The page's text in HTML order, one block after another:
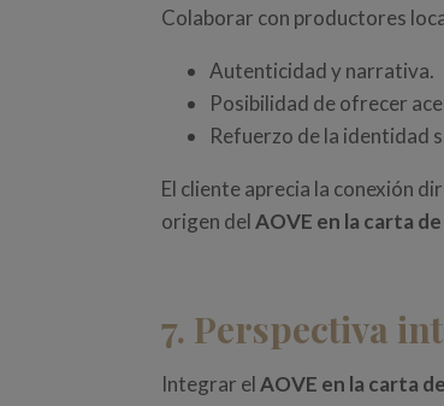
Colaborar con productores
Autenticidad y narrativa.
Posibilidad de ofrecer
Refuerzo de la identidad
El cliente aprecia la conexión
origen delAOVE en la carta
7. Perspectiva
Integrar elAOVE en la carta